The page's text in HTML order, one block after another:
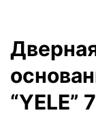
“YELE”